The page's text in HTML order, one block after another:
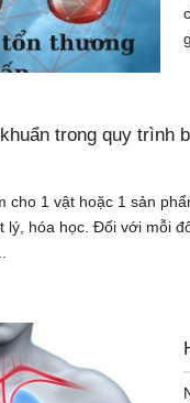
trong quy trình
cho 1 vật hoặc 1 sản
lý, hóa học. Đối với mỗi